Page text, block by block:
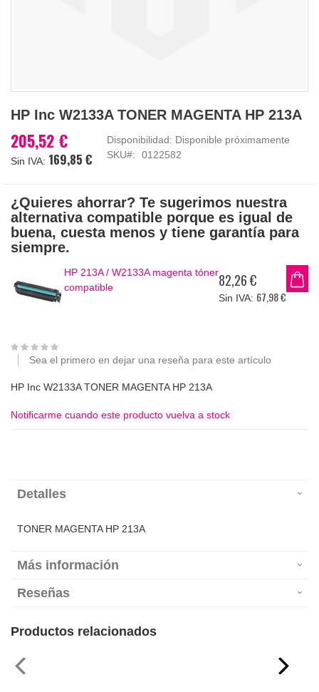
al
de
la
imágenes
HP Inc W2133A TONER MAGENTA HP 213A
205,52 €
169,85 €
Disponibilidad: Disponible próximamente
SKU
0122582
¿Quieres ahorrar? Te sugerimos nuestra
alternativa compatible porque es igual de
buena, cuesta menos y tiene garantía para
siempre.
HP 213A / W2133A magenta tóner
compatible
82,26 €
67,98 €
Sea el primero en dejar una reseña para este artículo
HP Inc W2133A TONER MAGENTA HP 213A
Notificarme cuando este producto vuelva a stock
Detalles
TONER MAGENTA HP 213A
Más información
Reseñas
Productos relacionados